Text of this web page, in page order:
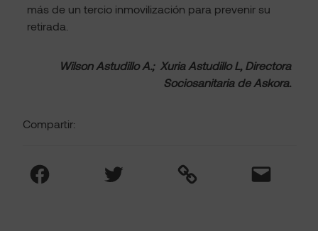
Compartir:
Facebook Twitter Link Mail
más de un tercio inmovilización para prevenir su
retirada.
Wilson Astudillo A.; Xuria Astudillo L, Directora
Sociosanitaria de Askora.